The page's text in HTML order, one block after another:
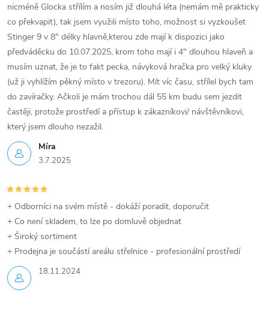
Míra
3.7.2025
nicméně Glocka střílím a nosím již dlouhá léta (nemám mě prakticky
co překvapit), tak jsem využili místo toho, možnost si vyzkoušet
Stinger 9 v 8" délky hlavně,kterou zde mají k dispozici jako
předváděcku do 10.07.2025, krom toho mají i 4" dlouhou hlaveň a
musím uznat, že je to fakt pecka, návyková hračka pro velký kluky
(už ji vyhlížím pěkný místo v trezoru). Mít víc času, střílel bych tam
do zavíračky. Ačkoli je mám trochou dál 55 km budu sem jezdit
častěji, protože prostředí a přístup k zákazníkovi/ návštěvníkovi,
který jsem dlouho nezažil.
18.11.2024
+ Odborníci na svém místě - dokáží poradit, doporučit
+ Co není skladem, to lze po domluvě objednat
+ Široký sortiment
+ Prodejna je součástí areálu střelnice - profesionální prostředí